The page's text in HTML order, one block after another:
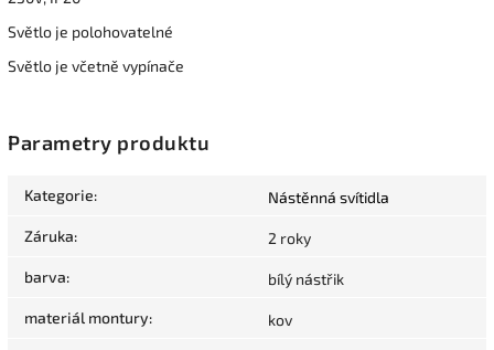
Světlo je polohovatelné
Světlo je včetně vypínače
Parametry produktu
Kategorie: Nástěnná svítidla
Záruka: 2 roky
barva: bílý nástřik
materiál montury: kov